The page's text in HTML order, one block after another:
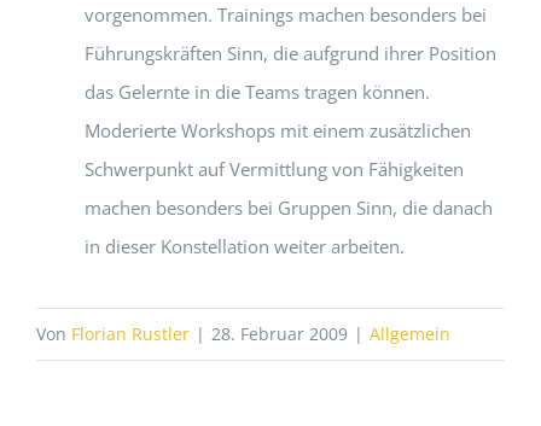
vorgenommen. Trainings machen besonders bei
Führungskräften Sinn, die aufgrund ihrer Position
das Gelernte in die Teams tragen können.
Moderierte Workshops mit einem zusätzlichen
Schwerpunkt auf Vermittlung von Fähigkeiten
machen besonders bei Gruppen Sinn, die danach
in dieser Konstellation weiter arbeiten.
Von Florian Rustler | 28. Februar 2009 | Allgemein